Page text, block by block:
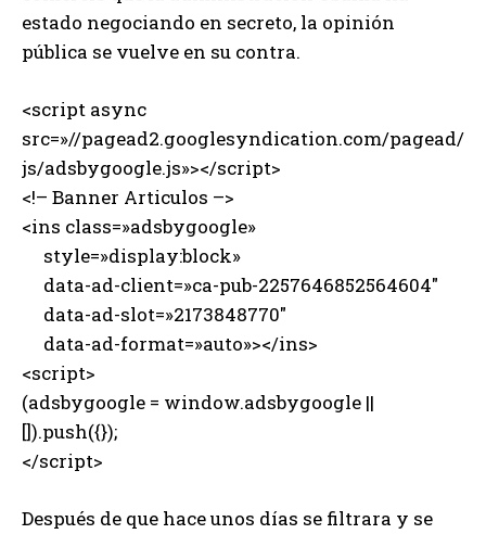
estado negociando en secreto, la opinión
pública se vuelve en su contra.
<script async
src=»//pagead2.googlesyndication.com/pagead/
js/adsbygoogle.js»></script>
<!– Banner Articulos –>
<ins class=»adsbygoogle»
style=»display:block»
data-ad-client=»ca-pub-2257646852564604″
data-ad-slot=»2173848770″
data-ad-format=»auto»></ins>
<script>
(adsbygoogle = window.adsbygoogle ||
[]).push({});
</script>
Después de que hace unos días se filtrara y se